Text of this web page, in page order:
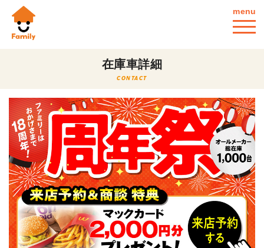
menu
在庫車詳細
CONTACT